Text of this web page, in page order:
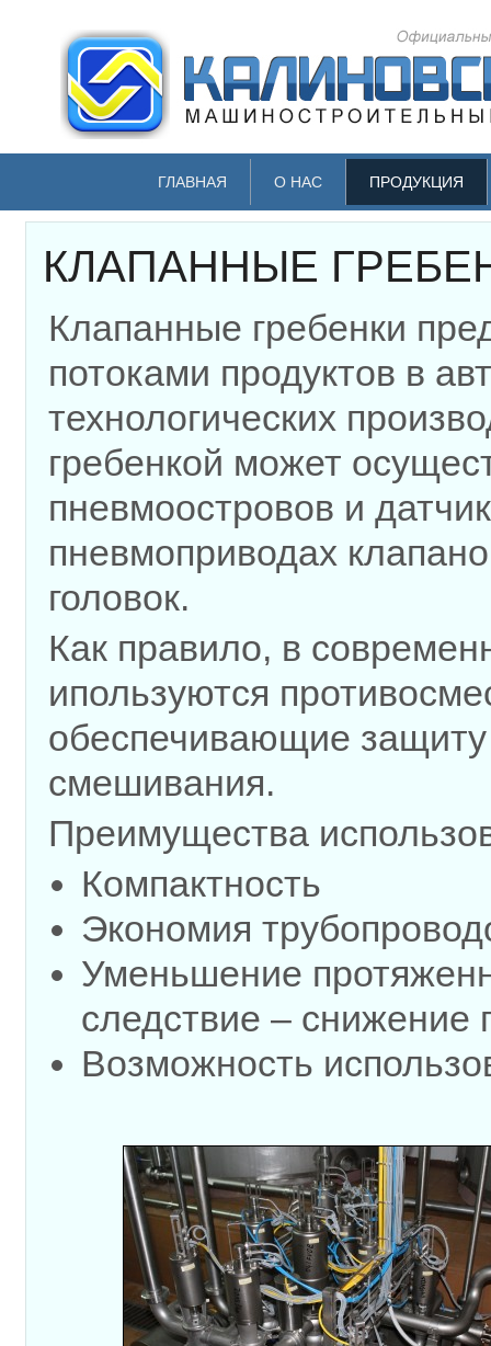
ГЛАВНАЯ О НАС ПРОДУКЦИЯ
КЛАПАННЫЕ
Клапанные гребенки
потоками продуктов в
технологических
гребенкой может
пневмоостровов и
пневмоприводах
головок.
Как правило, в
ипользуются
обеспечивающие защиту
смешивания.
Преимущества
Компактность
Экономия
Уменьшение
следствие – снижение
Возможность